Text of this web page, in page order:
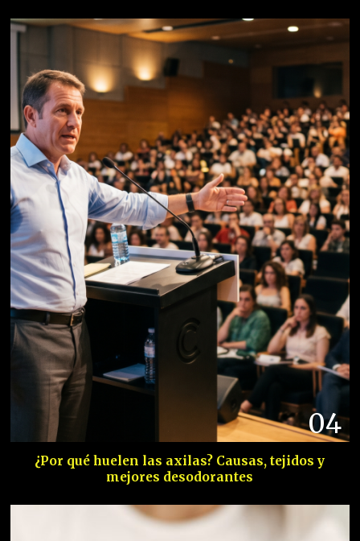
04
¿Por qué huelen las axilas? Causas, tejidos y
mejores desodorantes